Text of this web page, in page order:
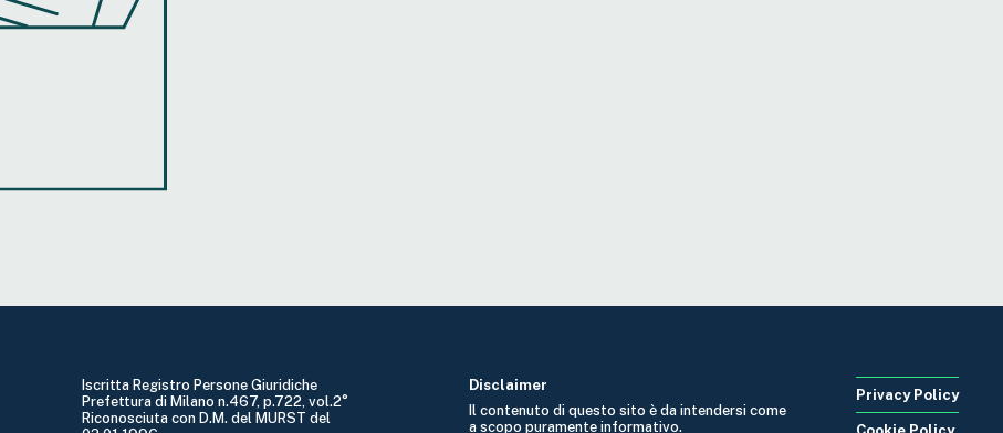
Iscritta Registro Persone Giuridiche
Prefettura di Milano n.467, p.722, vol.2°
Riconosciuta con D.M. del MURST del
Disclaimer
Il contenuto di questo sito è da intendersi come
a scopo puramente informativo.
Privacy Policy